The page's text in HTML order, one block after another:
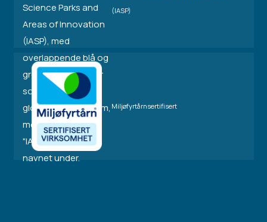
(IASP)
Miljøfyrtårnsertifisert